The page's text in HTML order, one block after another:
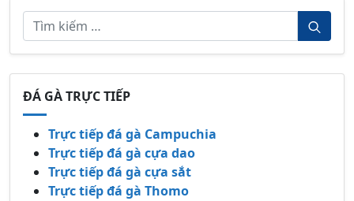
ĐÁ GÀ TRỰC TIẾP
Trực tiếp đá gà Campuchia
Trực tiếp đá gà cựa dao
Trực tiếp đá gà cựa sắt
Trực tiếp đá gà Thomo